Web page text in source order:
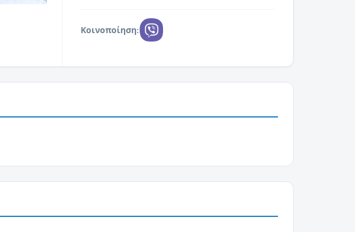
Κοινοποίηση: